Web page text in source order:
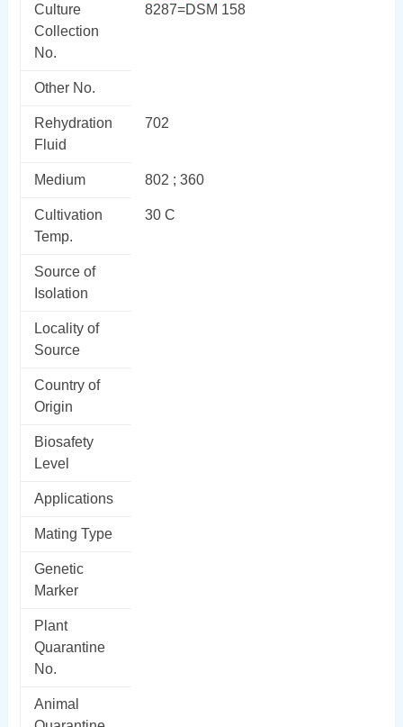
Culture
Collection
No.
8287=DSM 158
Other No.
Rehydration
Fluid
702
Medium 802 ; 360
Cultivation
Temp.
30 C
Source of
Isolation
Locality of
Source
Country of
Origin
Biosafety
Level
Applications
Mating Type
Genetic
Marker
Plant
Quarantine
No.
Animal